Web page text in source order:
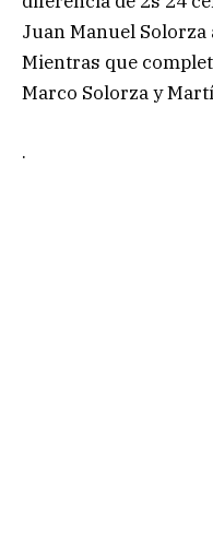
Juan Manuel Solorza
Mientras que
Marco Solorza y
.